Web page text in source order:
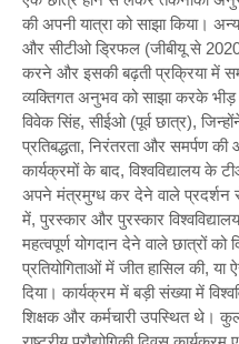
की अपनी यात्रा को साझा किया।
और सीटीओ ड्रिफल (जीबीयू से
करने और इसकी बढ़ती प्रक्रिया में
व्यक्तिगत अनुभव को साझा करके भीड़
विवेक सिंह, सीईओ (पूर्व छात्र),
प्रतिबद्धता, निरंतरता और समर्पण
कार्यक्रमों के बाद, विश्वविद्यालय
अपने मंत्रमुग्ध कर देने वाले प्रदर्शन
में, पुरस्कार और पुरस्कार
महत्वपूर्ण योगदान देने वाले छात्रों को
प्रतियोगिताओं में जीत हासिल की,
दिया। कार्यक्रम में बड़ी संख्या में
शिक्षक और कर्मचारी उपस्थित थे। कुल